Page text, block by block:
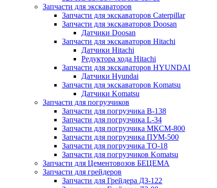
Запчасти для экскаваторов
Запчасти для экскаваторов Caterpillar
Запчасти для экскаваторов Doosan
Датчики Doosan
Запчасти для экскаваторов Hitachi
Датчики Hitachi
Редуктора хода Hitachi
Запчасти для экскаваторов HYUNDAI
Датчики Hyundai
Запчасти для экскаваторов Komatsu
Датчики Komatsu
Запчасти для погрузчиков
Запчасти для погрузчика B-138
Запчасти для погрузчика L-34
Запчасти для погрузчика МКСМ-800
Запчасти для погрузчика ПУМ-500
Запчасти для погрузчика ТО-18
Запчасти для погрузчиков Komatsu
Запчасти для Цементовозов БЕЦЕМА
Запчасти для грейдеров
Запчасти для Грейдера ДЗ-122